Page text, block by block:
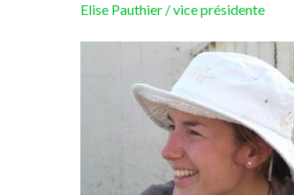
Elise Pauthier / vice présidente